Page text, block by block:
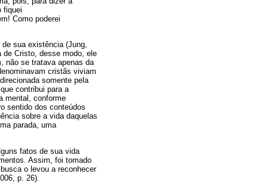
fiquei
Como poderei
sua existência (Jung,
de Cristo, desse modo, ele
não se tratava apenas da
cristãs viviam
somente pela
contribui para a
mental, conforme
sentido dos conteúdos
sobre a vida daquelas
parada, uma
fatos de sua vida
Assim, foi tomado
o levou a reconhecer
p. 26).